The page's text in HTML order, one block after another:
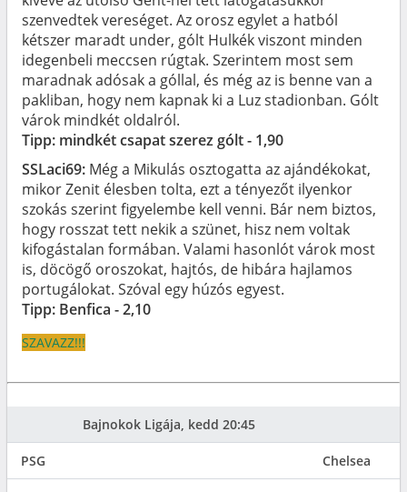
szenvedtek vereséget. Az orosz egylet a hatból
kétszer maradt under, gólt Hulkék viszont minden
idegenbeli meccsen rúgtak. Szerintem most sem
maradnak adósak a góllal, és még az is benne van a
pakliban, hogy nem kapnak ki a Luz stadionban. Gólt
várok mindkét oldalról.
Tipp: mindkét csapat szerez gólt - 1,90
SSLaci69: Még a Mikulás osztogatta az ajándékokat,
mikor Zenit élesben tolta, ezt a tényezőt ilyenkor
szokás szerint figyelembe kell venni. Bár nem biztos,
hogy rosszat tett nekik a szünet, hisz nem voltak
kifogástalan formában. Valami hasonlót várok most
is, döcögő oroszokat, hajtós, de hibára hajlamos
portugálokat. Szóval egy húzós egyest.
Tipp: Benfica - 2,10
SZAVAZZ!!!
Bajnokok Ligája, kedd 20:45
PSG Chelsea